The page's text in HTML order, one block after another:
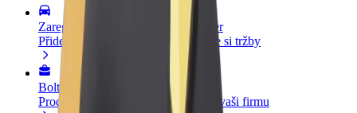
Zaregistrujte se jako flotilový partner
Přidejte svou flotilu k Boltu a zvyšte si tržby
Bolt for Business
Produkty a služby Boltu přesně pro vaši firmu